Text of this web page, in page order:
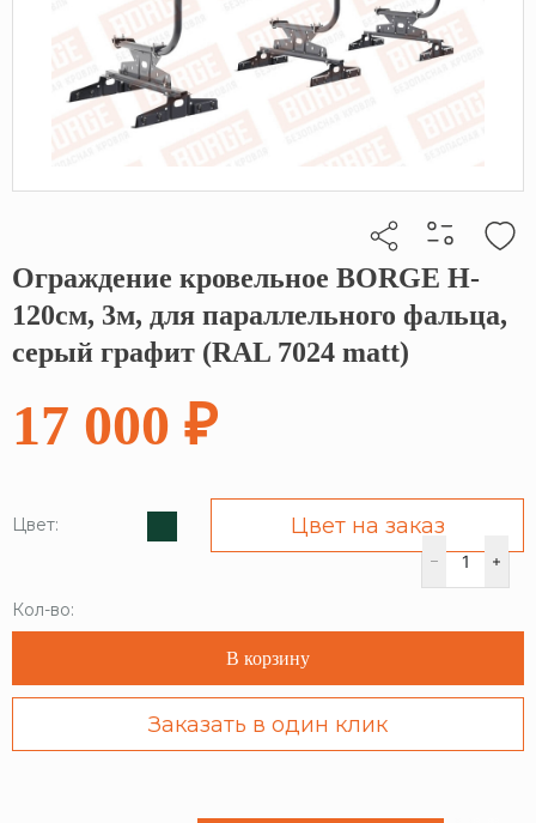
Кликните, чтобы скопировать прямую ссылку
Ограждение кровельное BORGE H-
120см, 3м, для параллельного фальца,
серый графит (RAL 7024 matt)
17 000 ₽
Цвет: Цвет на заказ
Кол-во:
В корзину
Заказать в один клик